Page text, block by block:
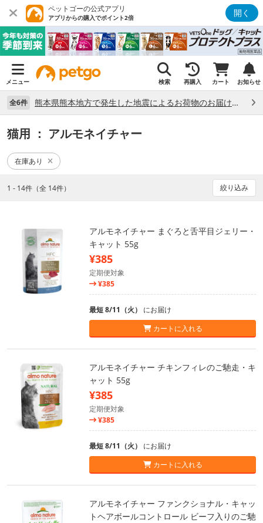
ペットゴーの公式アプリ
アプリからの購入でポイント2倍 開く
メニュー 検索 再購入 カート お知らせ
全6件 熊本県熊本地方で発生した地震によるお荷物のお届け状況について （7/28）
猫用 ： アルモネイチャー
在庫あり
1 - 14件（全 14件） 絞り込み
アルモネイチャー まぐろと舌平目ジェリー・
キャット 55g
¥385
定期便対象
¥385
最短 8/11（火） にお届け
カートに入れる
アルモネイチャー チキンフィレのご馳走・キ
ャット 55g
¥385
定期便対象
¥385
最短 8/11（火） にお届け
カートに入れる
アルモネイチャー ファンクショナル・キャッ
トヘアボールコントロール ビーフ入りのご馳